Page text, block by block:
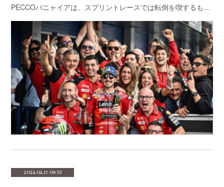
PECCOバニャイアは、スプリントレースでは転倒を喫するも…
2024.04.17 09:33